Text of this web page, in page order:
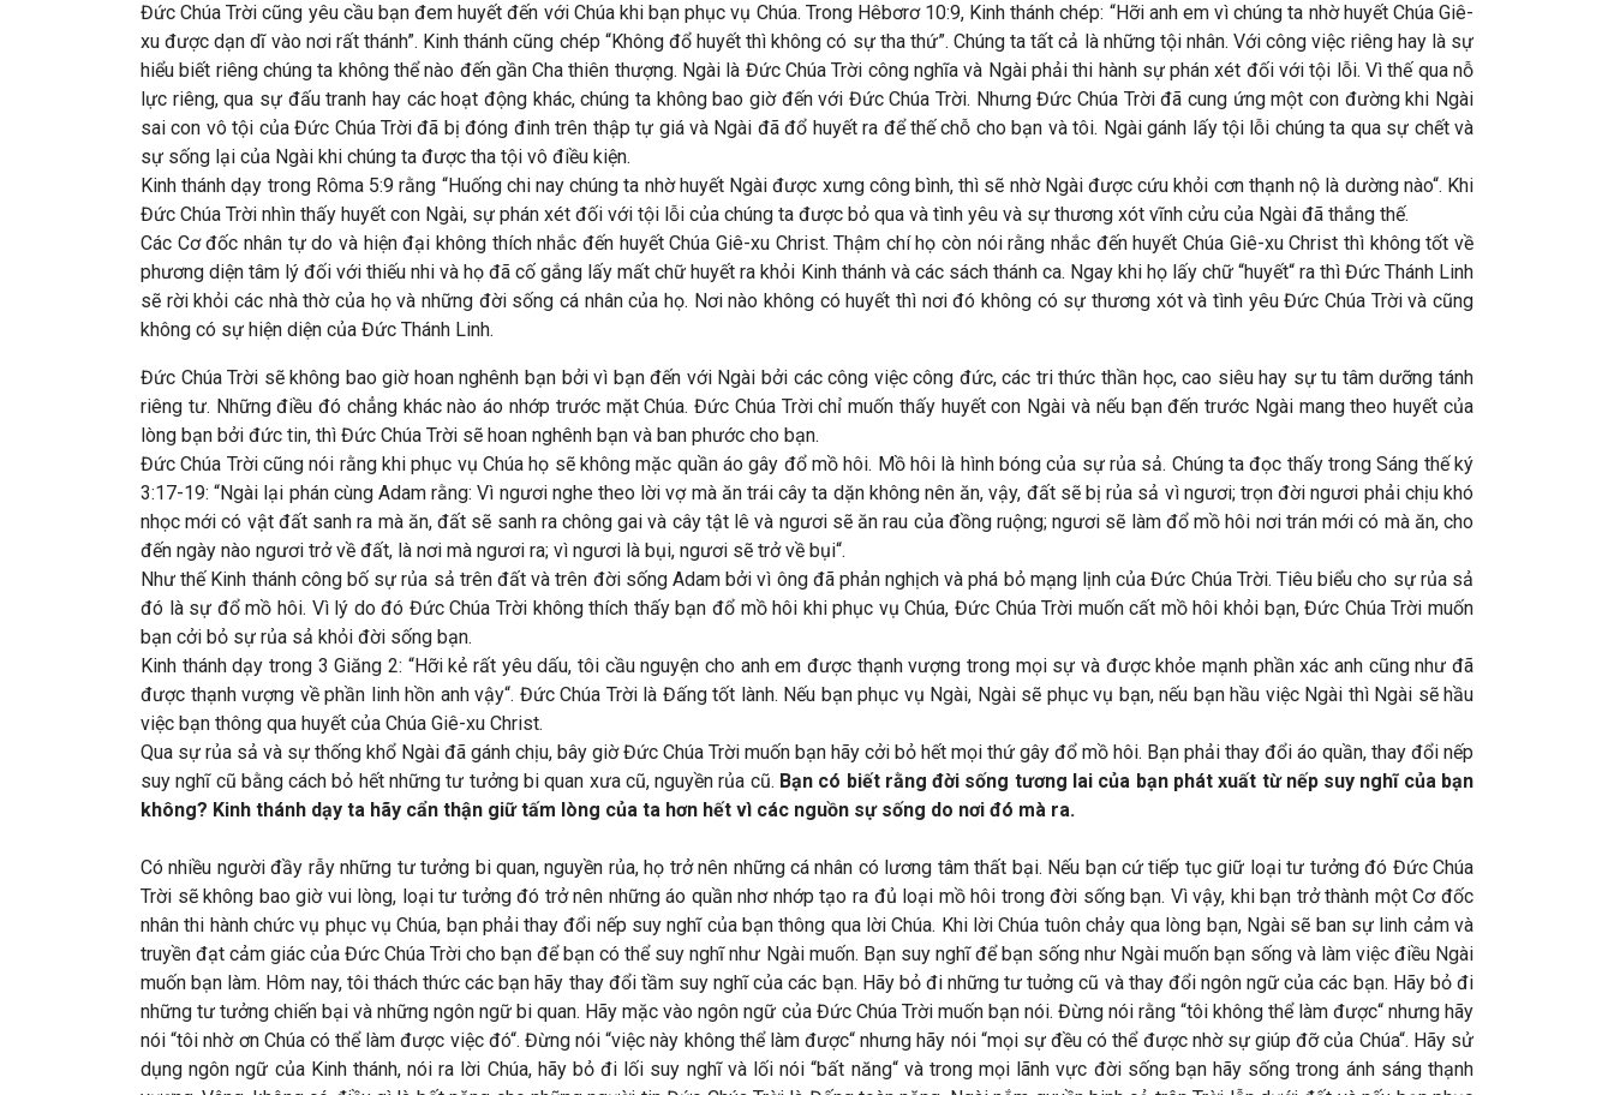
Đức Chúa Trời cũng yêu cầu bạn đem huyết đến với Chúa khi bạn phục vụ Chúa. Trong Hêbơrơ 10:9, Kinh thánh chép: “Hỡi anh em vì chúng ta nhờ huyết Chúa Giê-
xu được dạn dĩ vào nơi rất thánh”. Kinh thánh cũng chép “Không đổ huyết thì không có sự tha thứ”. Chúng ta tất cả là những tội nhân. Với công việc riêng hay là sự
hiểu biết riêng chúng ta không thể nào đến gần Cha thiên thượng. Ngài là Đức Chúa Trời công nghĩa và Ngài phải thi hành sự phán xét đối với tội lỗi. Vì thế qua nỗ
lực riêng, qua sự đấu tranh hay các hoạt động khác, chúng ta không bao giờ đến với Đức Chúa Trời. Nhưng Đức Chúa Trời đã cung ứng một con đường khi Ngài
sai con vô tội của Đức Chúa Trời đã bị đóng đinh trên thập tự giá và Ngài đã đổ huyết ra để thế chỗ cho bạn và tôi. Ngài gánh lấy tội lỗi chúng ta qua sự chết và
sự sống lại của Ngài khi chúng ta được tha tội vô điều kiện.
Kinh thánh dạy trong Rôma 5:9 rằng “Huống chi nay chúng ta nhờ huyết Ngài được xưng công bình, thì sẽ nhờ Ngài được cứu khỏi cơn thạnh nộ là dường nào“. Khi
Đức Chúa Trời nhìn thấy huyết con Ngài, sự phán xét đối với tội lỗi của chúng ta được bỏ qua và tình yêu và sự thương xót vĩnh cửu của Ngài đã thắng thế.
Các Cơ đốc nhân tự do và hiện đại không thích nhắc đến huyết Chúa Giê-xu Christ. Thậm chí họ còn nói rằng nhắc đến huyết Chúa Giê-xu Christ thì không tốt về
phương diện tâm lý đối với thiếu nhi và họ đã cố gắng lấy mất chữ huyết ra khỏi Kinh thánh và các sách thánh ca. Ngay khi họ lấy chữ “huyết“ ra thì Đức Thánh Linh
sẽ rời khỏi các nhà thờ của họ và những đời sống cá nhân của họ. Nơi nào không có huyết thì nơi đó không có sự thương xót và tình yêu Đức Chúa Trời và cũng
không có sự hiện diện của Đức Thánh Linh.
Đức Chúa Trời sẽ không bao giờ hoan nghênh bạn bởi vì bạn đến với Ngài bởi các công việc công đức, các tri thức thần học, cao siêu hay sự tu tâm dưỡng tánh
riêng tư. Những điều đó chẳng khác nào áo nhớp trước mặt Chúa. Đức Chúa Trời chỉ muốn thấy huyết con Ngài và nếu bạn đến trước Ngài mang theo huyết của
lòng bạn bởi đức tin, thì Đức Chúa Trời sẽ hoan nghênh bạn và ban phước cho bạn.
Đức Chúa Trời cũng nói rằng khi phục vụ Chúa họ sẽ không mặc quần áo gây đổ mồ hôi. Mồ hôi là hình bóng của sự rủa sả. Chúng ta đọc thấy trong Sáng thế ký
3:17-19: “Ngài lại phán cùng Adam rằng: Vì ngươi nghe theo lời vợ mà ăn trái cây ta dặn không nên ăn, vậy, đất sẽ bị rủa sả vì ngươi; trọn đời ngươi phải chịu khó
nhọc mới có vật đất sanh ra mà ăn, đất sẽ sanh ra chông gai và cây tật lê và ngươi sẽ ăn rau của đồng ruộng; ngươi sẽ làm đổ mồ hôi nơi trán mới có mà ăn, cho
đến ngày nào ngươi trở về đất, là nơi mà ngươi ra; vì ngươi là bụi, ngươi sẽ trở về bụi“.
Như thế Kinh thánh công bố sự rủa sả trên đất và trên đời sống Adam bởi vì ông đã phản nghịch và phá bỏ mạng lịnh của Đức Chúa Trời. Tiêu biểu cho sự rủa sả
đó là sự đổ mồ hôi. Vì lý do đó Đức Chúa Trời không thích thấy bạn đổ mồ hôi khi phục vụ Chúa, Đức Chúa Trời muốn cất mồ hôi khỏi bạn, Đức Chúa Trời muốn
bạn cởi bỏ sự rủa sả khỏi đời sống bạn.
Kinh thánh dạy trong 3 Giăng 2: “Hỡi kẻ rất yêu dấu, tôi cầu nguyện cho anh em được thạnh vượng trong mọi sự và được khỏe mạnh phần xác anh cũng như đã
được thạnh vượng về phần linh hồn anh vậy“. Đức Chúa Trời là Đấng tốt lành. Nếu bạn phục vụ Ngài, Ngài sẽ phục vụ bạn, nếu bạn hầu việc Ngài thì Ngài sẽ hầu
việc bạn thông qua huyết của Chúa Giê-xu Christ.
Qua sự rủa sả và sự thống khổ Ngài đã gánh chịu, bây giờ Đức Chúa Trời muốn bạn hãy cởi bỏ hết mọi thứ gây đổ mồ hôi. Bạn phải thay đổi áo quần, thay đổi nếp
suy nghĩ cũ bằng cách bỏ hết những tư tưởng bi quan xưa cũ, nguyền rủa cũ. Bạn có biết rằng đời sống tương lai của bạn phát xuất từ nếp suy nghĩ của bạn
không? Kinh thánh dạy ta hãy cẩn thận giữ tấm lòng của ta hơn hết vì các nguồn sự sống do nơi đó mà ra.
Có nhiều người đầy rẫy những tư tưởng bi quan, nguyền rủa, họ trở nên những cá nhân có lương tâm thất bại. Nếu bạn cứ tiếp tục giữ loại tư tưởng đó Đức Chúa
Trời sẽ không bao giờ vui lòng, loại tư tưởng đó trở nên những áo quần nhơ nhớp tạo ra đủ loại mồ hôi trong đời sống bạn. Vì vậy, khi bạn trở thành một Cơ đốc
nhân thi hành chức vụ phục vụ Chúa, bạn phải thay đổi nếp suy nghĩ của bạn thông qua lời Chúa. Khi lời Chúa tuôn chảy qua lòng bạn, Ngài sẽ ban sự linh cảm và
truyền đạt cảm giác của Đức Chúa Trời cho bạn để bạn có thể suy nghĩ như Ngài muốn. Bạn suy nghĩ để bạn sống như Ngài muốn bạn sống và làm việc điều Ngài
muốn bạn làm. Hôm nay, tôi thách thức các bạn hãy thay đổi tầm suy nghĩ của các bạn. Hãy bỏ đi những tư tuởng cũ và thay đổi ngôn ngữ của các bạn. Hãy bỏ đi
những tư tưởng chiến bại và những ngôn ngữ bi quan. Hãy mặc vào ngôn ngữ của Đức Chúa Trời muốn bạn nói. Đừng nói rằng “tôi không thể làm được“ nhưng hãy
nói “tôi nhờ ơn Chúa có thể làm được việc đó“. Đừng nói “việc này không thể làm được“ nhưng hãy nói “mọi sự đều có thể được nhờ sự giúp đỡ của Chúa“. Hãy sử
dụng ngôn ngữ của Kinh thánh, nói ra lời Chúa, hãy bỏ đi lối suy nghĩ và lối nói “bất năng“ và trong mọi lãnh vực đời sống bạn hãy sống trong ánh sáng thạnh